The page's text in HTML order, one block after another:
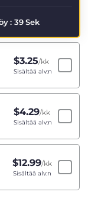
: 38Sek
$3.25/kk
Sisältää alv:n
$4.29/kk
Sisältää alv:n
$12.99/kk
Sisältää alv:n